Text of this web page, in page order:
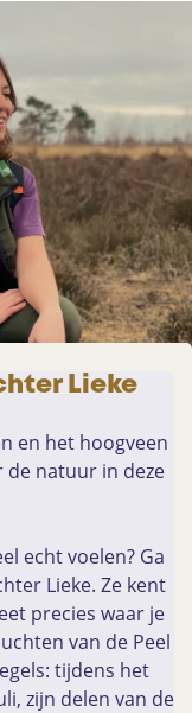
Lieke
en het hoogveen
natuur in deze
echt voelen? Ga
Lieke. Ze kent
precies waar je
van de Peel
tijdens het
zijn delen van de